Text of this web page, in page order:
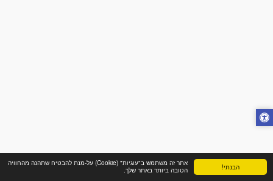
הבנתי!
אתר זה משתמש ב"עוגיות" (Cookie) על-מנת להבטיח שתהנה מהחוויה
הטובה ביותר באתר שלך.